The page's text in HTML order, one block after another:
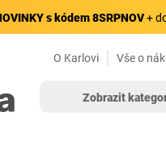
s kódem 8SRPNOV+
O Karlovi Vše o
Zobrazit